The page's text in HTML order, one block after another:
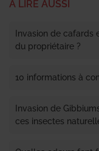
À LIRE AUSSI
Invasion de cafards
du propriétaire ?
10 informations à
Invasion de
ces insectes